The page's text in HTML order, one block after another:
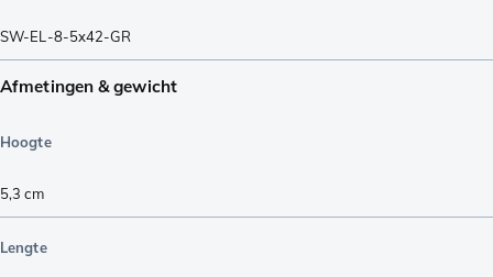
SW-EL-8-5x42-GR
Afmetingen & gewicht
Hoogte
5,3 cm
Lengte